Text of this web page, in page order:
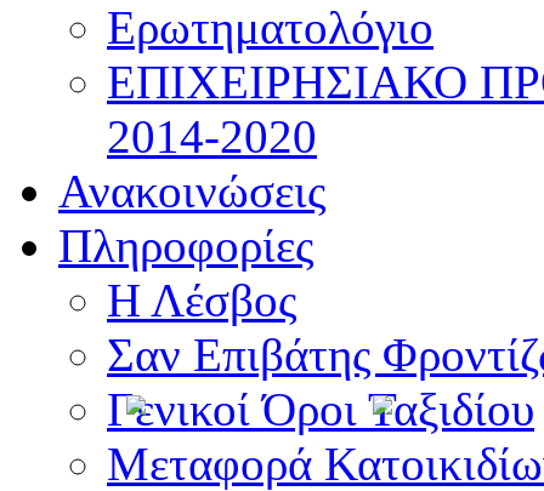
Ερωτηματολόγιο
ΕΠΙΧΕΙΡΗΣΙΑΚΟ
2014-2020
Ανακοινώσεις
Πληροφορίες
Η Λέσβος
Σαν Επιβάτης
Γενικοί Όροι Ταξιδίου
Μεταφορά